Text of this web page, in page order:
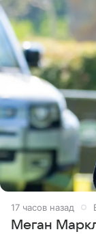
17 часов назад
Меган